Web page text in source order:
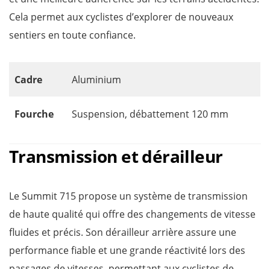
Cela permet aux cyclistes d’explorer de nouveaux
sentiers en toute confiance.
Cadre Aluminium
Fourche Suspension, débattement 120 mm
Transmission et dérailleur
Le Summit 715 propose un système de transmission
de haute qualité qui offre des changements de vitesse
fluides et précis. Son dérailleur arrière assure une
performance fiable et une grande réactivité lors des